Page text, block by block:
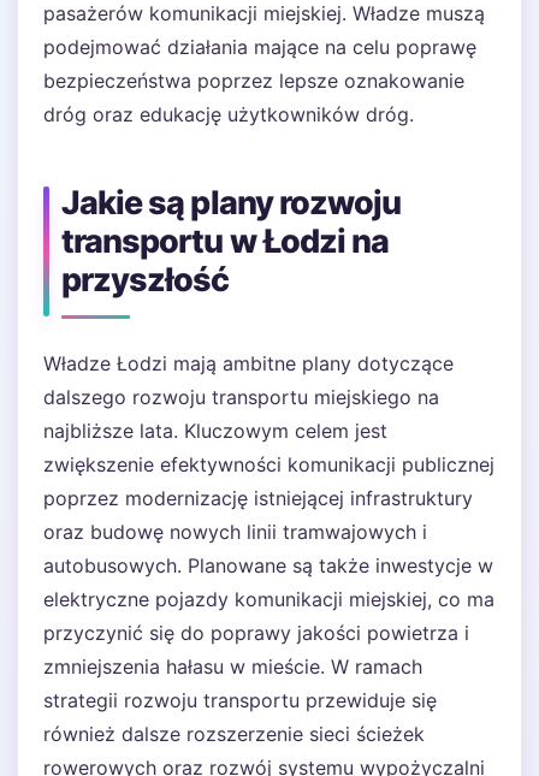
pasażerów komunikacji miejskiej. Władze muszą
podejmować działania mające na celu poprawę
bezpieczeństwa poprzez lepsze oznakowanie
dróg oraz edukację użytkowników dróg.
Jakie są plany rozwoju
transportu w Łodzi na
przyszłość
Władze Łodzi mają ambitne plany dotyczące
dalszego rozwoju transportu miejskiego na
najbliższe lata. Kluczowym celem jest
zwiększenie efektywności komunikacji publicznej
poprzez modernizację istniejącej infrastruktury
oraz budowę nowych linii tramwajowych i
autobusowych. Planowane są także inwestycje w
elektryczne pojazdy komunikacji miejskiej, co ma
przyczynić się do poprawy jakości powietrza i
zmniejszenia hałasu w mieście. W ramach
strategii rozwoju transportu przewiduje się
również dalsze rozszerzenie sieci ścieżek
rowerowych oraz rozwój systemu wypożyczalni